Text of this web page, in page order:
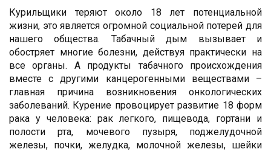
Курильщики теряют около 18 лет потенциальной
жизни, это является огромной социальной потерей для
нашего общества. Табачный дым вызывает и
обостряет многие болезни, действуя практически на
все органы. А продукты табачного происхождения
вместе с другими канцерогенными веществами –
главная причина возникновения онкологических
заболеваний. Курение провоцирует развитие 18 форм
рака у человека: рак легкого, пищевода, гортани и
полости рта, мочевого пузыря, поджелудочной
железы, почки, желудка, молочной железы, шейки